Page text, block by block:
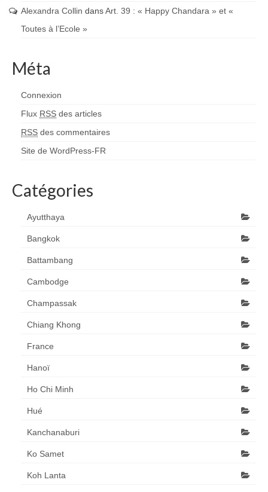
Alexandra Collin dansArt. 39 : « Happy Chandara » et «
Toutes à l’Ecole »
Méta
Connexion
Flux RSS des articles
RSS des commentaires
Site de WordPress-FR
Catégories
Ayutthaya
Bangkok
Battambang
Cambodge
Champassak
Chiang Khong
France
Hanoï
Ho Chi Minh
Hué
Kanchanaburi
Ko Samet
Koh Lanta